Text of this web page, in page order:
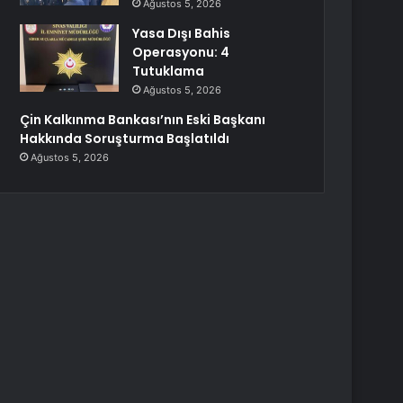
Ağustos 5, 2026
Yasa Dışı Bahis
Operasyonu: 4
Tutuklama
Ağustos 5, 2026
Çin Kalkınma Bankası’nın Eski Başkanı
Hakkında Soruşturma Başlatıldı
Ağustos 5, 2026